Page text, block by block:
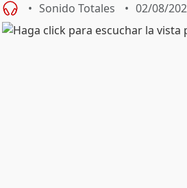
Sonido Totales 02/08/